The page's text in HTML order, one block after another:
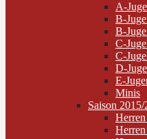
A-
B-
B-
C-
C-
D-
E-
Minis
Saison
Herren
Herren